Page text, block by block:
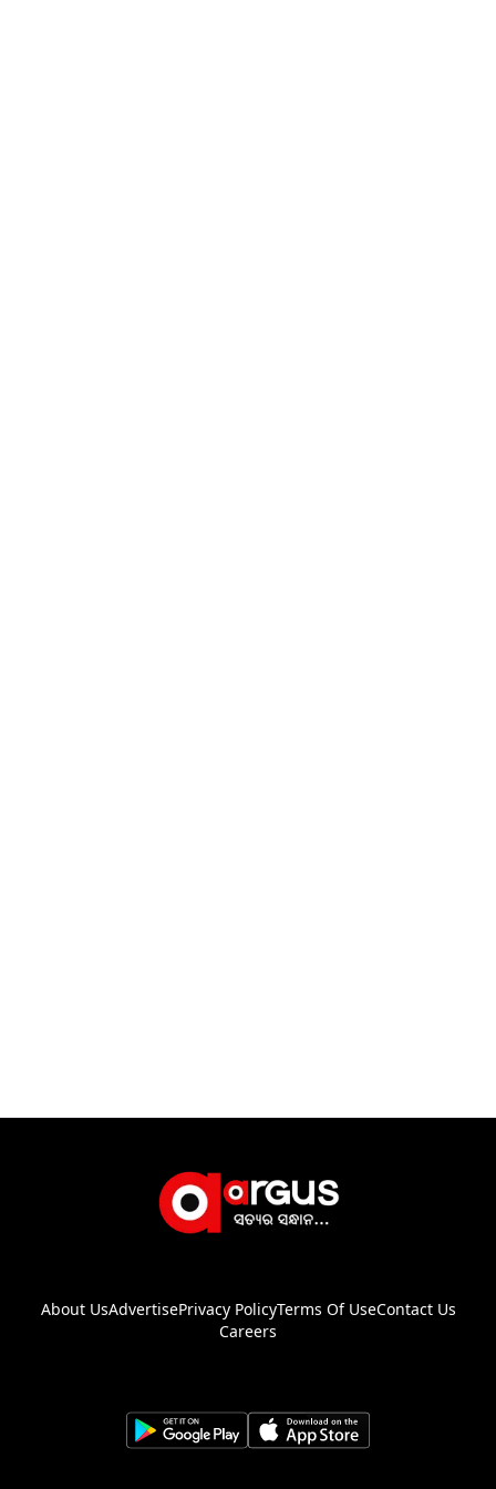
About UsAdvertisePrivacy PolicyTerms Of UseContact Us
Careers